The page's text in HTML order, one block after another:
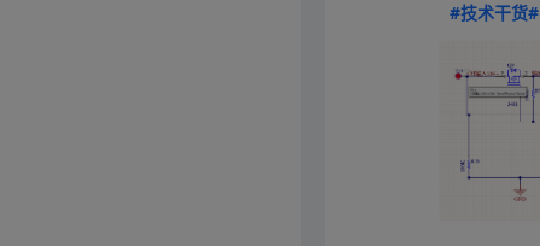
#技术干货#